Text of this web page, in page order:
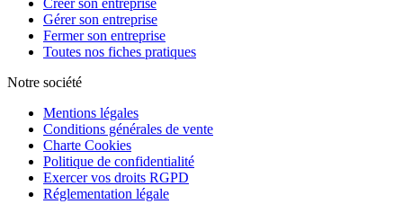
Gérer son entreprise
Fermer son entreprise
Toutes nos fiches pratiques
Notre société
Mentions légales
Conditions générales de vente
Charte Cookies
Politique de confidentialité
Exercer vos droits RGPD
Réglementation légale